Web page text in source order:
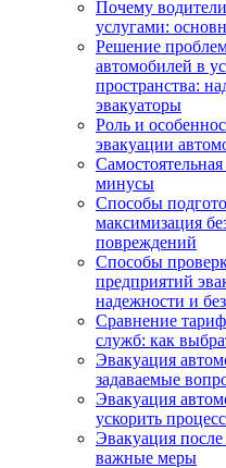
Почему
услугами:
Решение
автомобилей в
пространства:
эвакуаторы
Роль и
эвакуации
минусы
Способы
максимизация
повреждений
Способы
предприятий
надежности и
Сравнение
служб: как
Эвакуация
задаваемые
Эвакуация
ускорить процесс
Эвакуация
важные меры